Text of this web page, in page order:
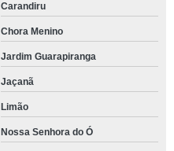
Carandiru
Chora Menino
Jardim Guarapiranga
Jaçanã
Limão
Nossa Senhora do Ó